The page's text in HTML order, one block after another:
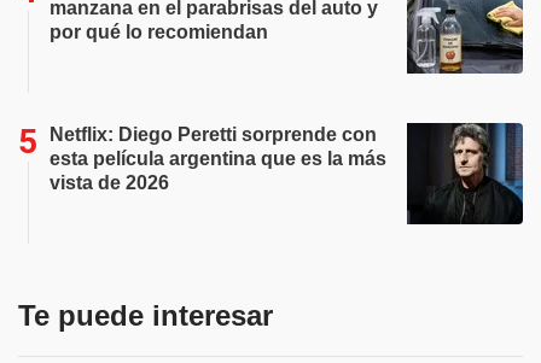
manzana en el parabrisas del auto y
por qué lo recomiendan
Netflix: Diego Peretti sorprende con
esta película argentina que es la más
vista de 2026
Te puede interesar